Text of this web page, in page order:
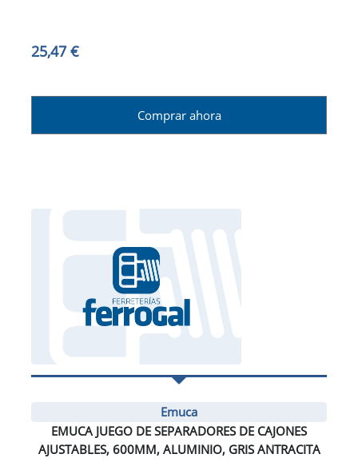
25,47 €
Comprar ahora
Emuca
EMUCA JUEGO DE SEPARADORES DE CAJONES
AJUSTABLES, 600MM, ALUMINIO, GRIS ANTRACITA